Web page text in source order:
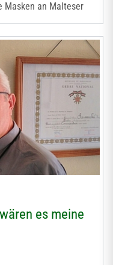
Masken an Malteser
es meine